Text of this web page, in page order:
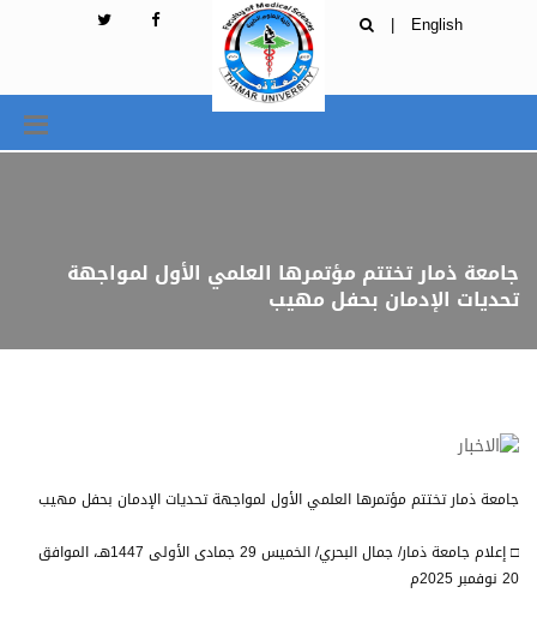
English
|
جامعة ذمار تختتم مؤتمرها العلمي الأول لمواجهة
تحديات الإدمان بحفل مهيب
جامعة ذمار تختتم مؤتمرها العلمي الأول لمواجهة تحديات الإدمان بحفل مهيب
□ إعلام جامعة ذمار/ جمال البحري/ الخميس 29 جمادى الأولى 1447هـ، الموافق
20 نوفمبر 2025م